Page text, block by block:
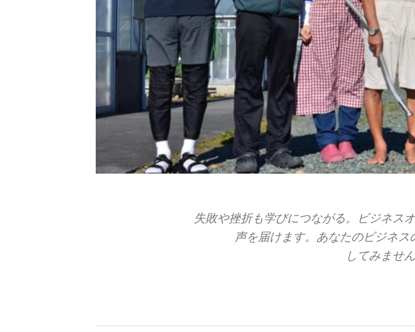
失敗や​挫折も​学びに​つながる。​ビジネス
声を​届けます。​あなたの​ビジネ
してみません